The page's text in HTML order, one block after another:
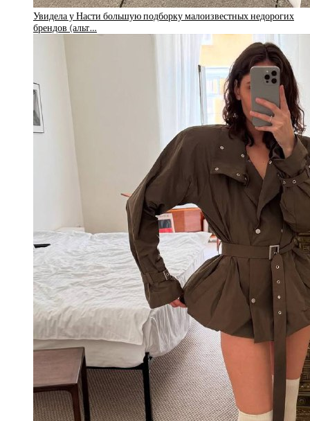
Увидела у Насти большую подборку малоизвестных недорогих
брендов (альт…